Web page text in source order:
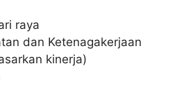
raya
dan Ketenagakerjaan
kinerja)